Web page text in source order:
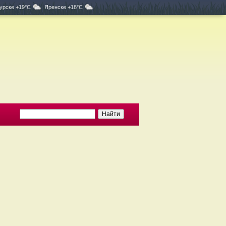
+19°C Яренске +18°C